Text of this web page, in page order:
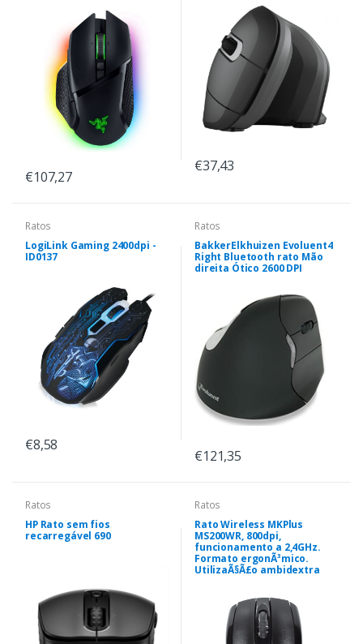
€107,27
€37,43
Ratos
LogiLink Gaming 2400dpi -
ID0137
€8,58
Ratos
BakkerElkhuizen Evoluent4
Right Bluetooth rato Mão
direita Ótico 2600 DPI
€121,35
Ratos
HP Rato sem fios
recarregável 690
Ratos
Rato Wireless MKPlus
MS200WR, 800dpi,
funcionamento a 2,4GHz.
Formato ergonÃ³mico.
UtilizaÃ§Ã£o ambidextra